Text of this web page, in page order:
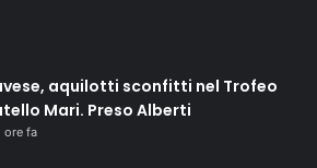
aquilotti sconfitti nel Trofeo
Mari. Preso Alberti
ore fa